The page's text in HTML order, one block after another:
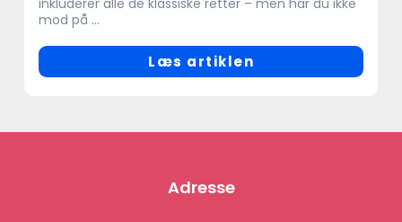
inkluderer alle de klassiske retter – men har du ikke
mod på ...
Læs artiklen
Adresse